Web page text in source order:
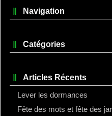
Navigation
Catégories
Articles Récents
Lever les dormances
Fête des mots et fête des